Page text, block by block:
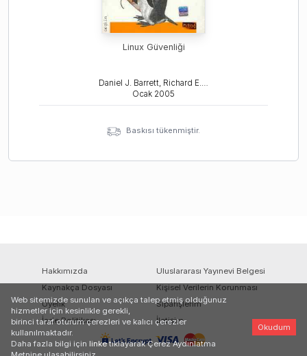
Linux Güvenliği
Daniel J. Barrett, Richard E. Silverman Robert G. Byrnes
Ocak 2005
Baskısı tükenmiştir.
Hakkımızda
Uluslararası Yayınevi Belgesi
Kaynakça Dosyası
Kişisel Verilerin Korunması
Üyelik
Siparişlerim
İade Politikası
İletişim
Web sitemizde sunulan ve açıkça talep etmiş olduğunuz
hizmetler için kesinlikle gerekli,
birinci taraf oturum çerezleri ve kalıcı çerezler
kullanılmaktadır.
Daha fazla bilgi için linke tıklayarak Çerez Aydınlatma
Okudum